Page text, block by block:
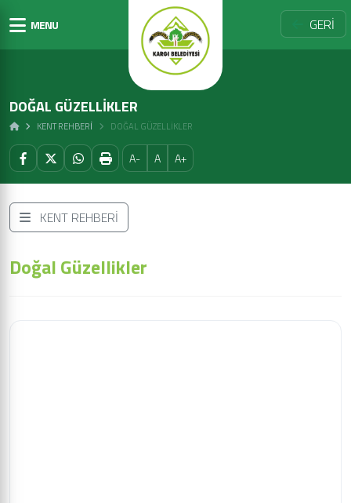
MENU
DOĞAL GÜZELLIKLER
KENT REHBERİ DOĞAL GÜZELLIKLER
A- A A+
GERİ
KENT REHBERİ
Doğal Güzellikler